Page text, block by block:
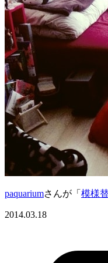
paquariumさんが「 模様
2014.03.18